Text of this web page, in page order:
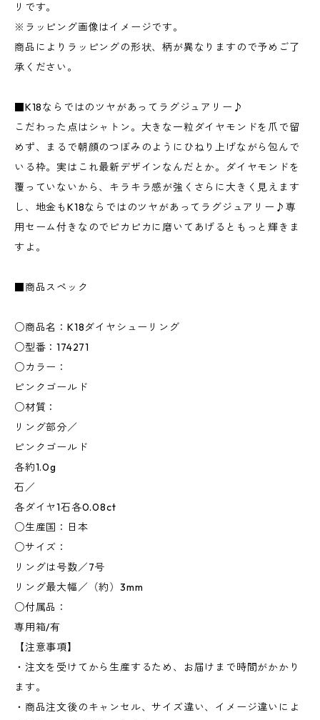
リです。
※ラッピング画像はイメージです。
商品によりラッピングの形状、柄が異なりますので予めご了
承ください。
■K18ならではのツヤがあってラグジュアリー♪
こだわった点はシャトン。大きな一粒ダイヤモンドを爪で留
めず、まるで朝顔のつぼみのようにひねり上げながら包んで
いる枠。実はこれ最新デザインなんだとか。ダイヤモンドを
覆っていないから、キラキラ感が強くさらに大きく見えます
し、地金もK18ならではのツヤがあってラグジュアリー♪専
用セーム付きなのでピカピカに磨いてあげるともっと輝きま
すよ。
■商品スペック
○商品名：K18ダイヤシューリング
○型番：174271
○カラー：
ピンクゴールド
○材質：
リング部分／
ピンクゴールド
各約1.0g
石／
各ダイヤ1石各0.08ct
○生産国：日本
○サイズ：
リングは号数／7号
リング最大幅／（約）3mm
○付属品：
専用箱/有
【注意事項】
・注文を受けてから生産するため、お届けまで時間がかかり
ます。
・商品注文後のキャンセル、サイズ違い、イメージ違いによ